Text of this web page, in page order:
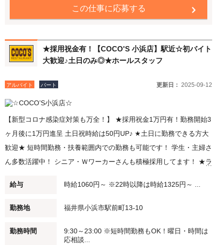
この仕事に応募する
★採用祝金有！【COCO'S 小浜店】駅近☆初バイト
大歓迎♪土日のみ◎★ホールスタッフ
アルバイト パート 更新日： 2025-09-12
【新型コロナ感染症対策も万全！】 ★採用祝金1万円有！勤務開始3
ヶ月後に1万円進呈 土日祝時給は50円UP♪ ★土日に勤務できる方大
歓迎★ 短時間勤務・扶養範囲内での勤務も可能です！ 学生・主婦さ
ん多数活躍中！ シニア・Ｗワーカーさんも積極採用してます！ ★ラ
んが学校・幼稚園に行ってる間に、家事の合間に。 短時間勤務・扶
養範囲内での勤務も可能です！ ★ディナースタッフ★ 土日だけの勤
できる方大募集 22時以降は時給25％UP！ 福井県大生多数在籍♪未
給与 時給1060円～ ※22時以降は時給1325円～ ...
勤務地 福井県小浜市駅前町13-10
勤務時間
9:30～23:00 ※短時間勤務もOK！曜日・時間は
応相談...